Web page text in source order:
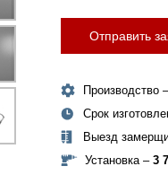
Отправить
Производство
Срок
Выезд
Установка – 3